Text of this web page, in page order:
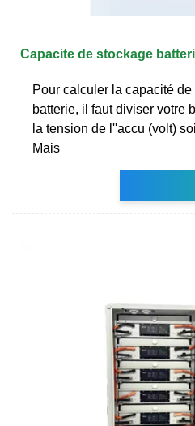
Capacite de stockage
Pour calculer la capacité
batterie, il faut diviser votre
la tension de l''accu (volt)
Mais